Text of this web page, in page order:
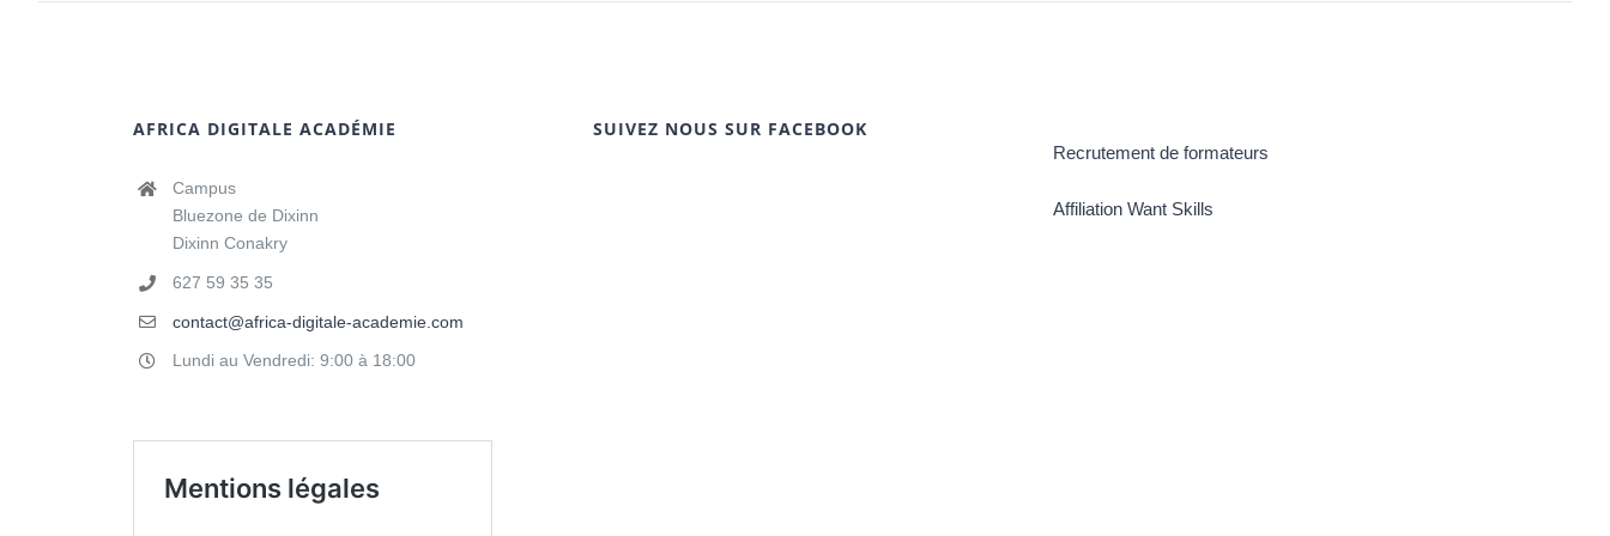
AFRICA DIGITALE ACADÉMIE
Campus
Bluezone de Dixinn
Dixinn Conakry
627 59 35 35
contact@africa-digitale-academie.com
Lundi au Vendredi: 9:00 à 18:00
SUIVEZ NOUS SUR FACEBOOK
Recrutement de formateurs
Affiliation Want Skills